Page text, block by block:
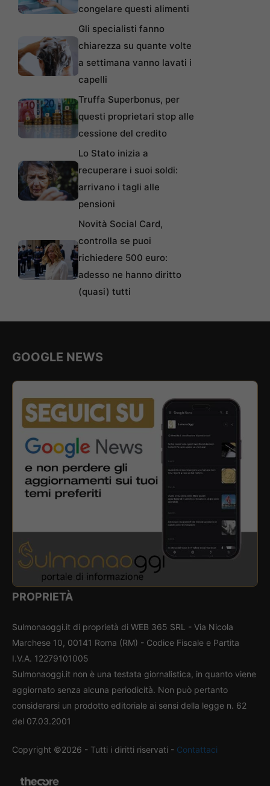
congelare questi alimenti
Gli specialisti fanno
chiarezza su quante volte
a settimana vanno lavati i
capelli
Truffa Superbonus, per
questi proprietari stop alle
cessione del credito
Lo Stato inizia a
recuperare i suoi soldi:
arrivano i tagli alle
pensioni
Novità Social Card,
controlla se puoi
richiedere 500 euro:
adesso ne hanno diritto
(quasi) tutti
GOOGLE NEWS
PROPRIETÀ
Sulmonaoggi.it di proprietà di WEB 365 SRL - Via Nicola
Marchese 10, 00141 Roma (RM) - Codice Fiscale e Partita
I.V.A. 12279101005
Sulmonaoggi.it non è una testata giornalistica, in quanto viene
aggiornato senza alcuna periodicità. Non può pertanto
considerarsi un prodotto editoriale ai sensi della legge n. 62
del 07.03.2001
Copyright ©2026 - Tutti i diritti riservati - Contattaci